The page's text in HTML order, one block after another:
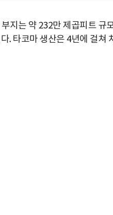
지는 약 232만 제곱피트 규
. 타코마 생산은 4년에 걸쳐